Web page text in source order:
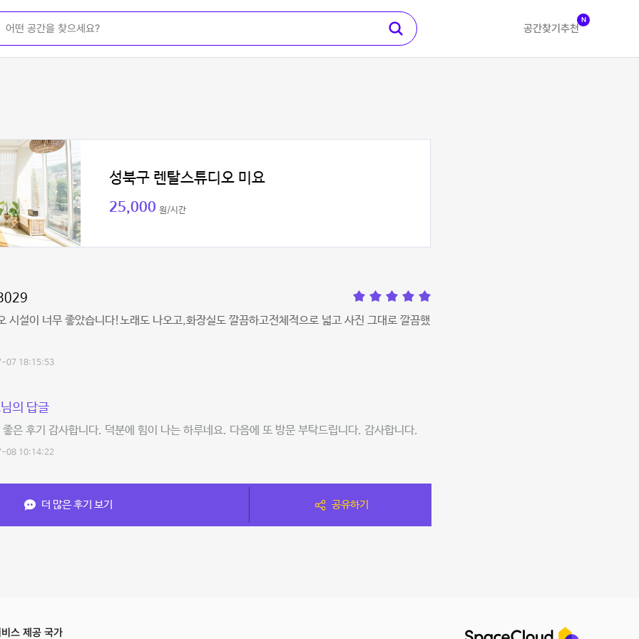
공간찾기 추천
N
성북구 렌탈스튜디오 미요
25,000 원/시간
시설이 너무 좋았습니다!노래도 나오고,화장실도 깔끔하고전체적으로 넓고 사진 그대로 깔끔했
07 18:15:53
의 답글
은 후기 감사합니다. 덕분에 힘이 나는 하루네요. 다음에 또 방문 부탁드립니다. 감사합니다.
08 10:14:22
더 많은 후기 보기 공유하기
스 제공 국가